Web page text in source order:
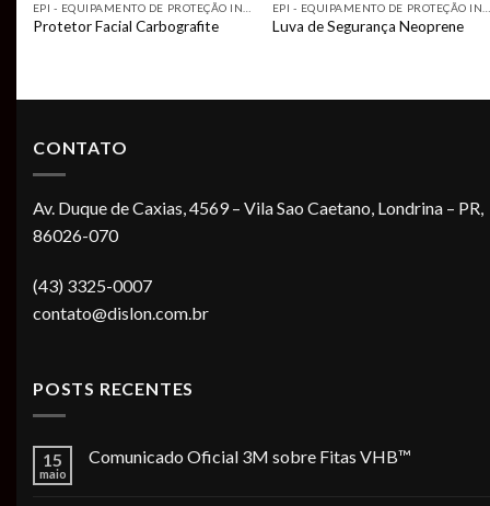
Protetor Facial Carbografite Luva de Segurança Neoprene
CONTATO
Av. Duque de Caxias, 4569 – Vila Sao Caetano, Londrina – PR,
86026-070
(43) 3325-0007
contato@dislon.com.br
POSTS RECENTES
15
maio
Comunicado Oficial 3M sobre Fitas VHB™